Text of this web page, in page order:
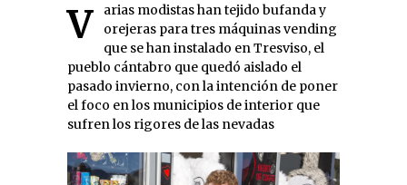
Varias modistas han tejido bufanda y
orejeras para tres máquinas vending
que se han instalado en Tresviso, el
pueblo cántabro que quedó aislado el
pasado invierno, con la intención de poner
el foco en los municipios de interior que
sufren los rigores de las nevadas